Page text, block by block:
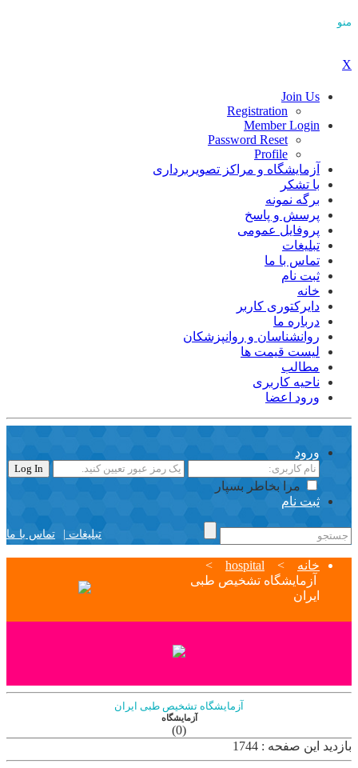
منو
X
Join Us
Registration
Member Login
Password Reset
Profile
آزمایشگاه و مراکز تصویربرداری
با تشکر
برگه نمونه
پرسش و پاسخ
پروفایل عمومی
تبلیغات
تماس با ما
ثبت نام
خانه
دایرکتوری کاربر
درباره ما
روانشناسان و روانپزشکان
لیست قیمت ها
مطالب
ناحیه کاربری
ورود اعضا
ورود
مرا بخاطر بسپار
ثبت نام
تماس با ما تبلیغات |
خانه>
hospital
>
آزمایشگاه تشخیص طبی
ایران
آزمایشگاه تشخیص طبی ایران
آزمایشگاه
بازدید این صفحه : 1744